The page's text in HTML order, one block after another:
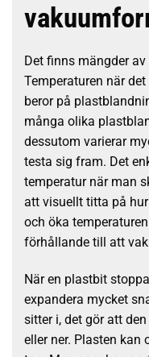
Det finns mängder
Temperaturen när
beror på
många olika
dessutom varierar
testa sig fram. Det
temperatur när man
att visuellt titta på
och öka
förhållande till att
När en plastbit
expandera mycket
sitter i, det gör att
eller ner. Plasten